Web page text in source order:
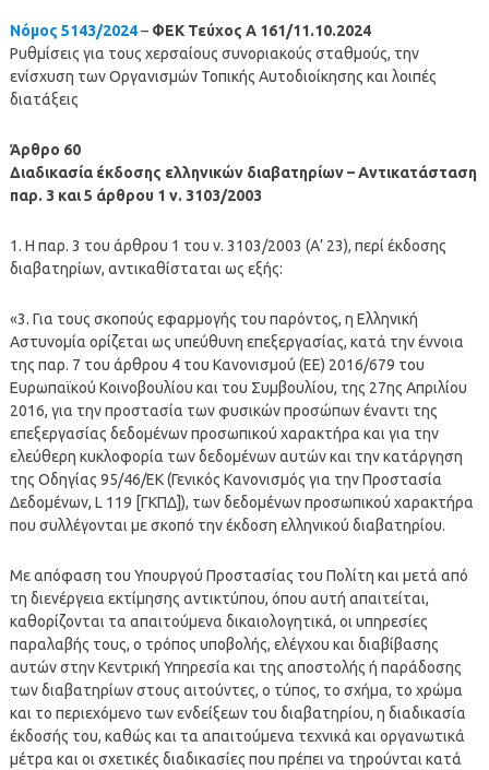
Νόμος 5143/2024– ΦΕΚ Τεύχος Α 161/11.10.2024
Ρυθμίσεις για τους χερσαίους συνοριακούς σταθμούς, την
ενίσχυση των Οργανισμών Τοπικής Αυτοδιοίκησης και λοιπές
διατάξεις
Άρθρο 60
Διαδικασία έκδοσης ελληνικών διαβατηρίων – Αντικατάσταση
παρ. 3 και 5 άρθρου 1 ν. 3103/2003
1. Η παρ. 3 του άρθρου 1 του ν. 3103/2003 (Α’ 23), περί έκδοσης
διαβατηρίων, αντικαθίσταται ως εξής:
«3. Για τους σκοπούς εφαρμογής του παρόντος, η Ελληνική
Αστυνομία ορίζεται ως υπεύθυνη επεξεργασίας, κατά την έννοια
της παρ. 7 του άρθρου 4 του Κανονισμού (ΕΕ) 2016/679 του
Ευρωπαϊκού Κοινοβουλίου και του Συμβουλίου, της 27ης Απριλίου
2016, για την προστασία των φυσικών προσώπων έναντι της
επεξεργασίας δεδομένων προσωπικού χαρακτήρα και για την
ελεύθερη κυκλοφορία των δεδομένων αυτών και την κατάργηση
της Οδηγίας 95/46/ΕΚ (Γενικός Κανονισμός για την Προστασία
Δεδομένων, L 119 [ΓΚΠΔ]), των δεδομένων προσωπικού χαρακτήρα
που συλλέγονται με σκοπό την έκδοση ελληνικού διαβατηρίου.
Με απόφαση του Υπουργού Προστασίας του Πολίτη και μετά από
τη διενέργεια εκτίμησης αντικτύπου, όπου αυτή απαιτείται,
καθορίζονται τα απαιτούμενα δικαιολογητικά, οι υπηρεσίες
παραλαβής τους, ο τρόπος υποβολής, ελέγχου και διαβίβασης
αυτών στην Κεντρική Υπηρεσία και της αποστολής ή παράδοσης
των διαβατηρίων στους αιτούντες, ο τύπος, το σχήμα, το χρώμα
και το περιεχόμενο των ενδείξεων του διαβατηρίου, η διαδικασία
έκδοσής του, καθώς και τα απαιτούμενα τεχνικά και οργανωτικά
μέτρα και οι σχετικές διαδικασίες που πρέπει να τηρούνται κατά